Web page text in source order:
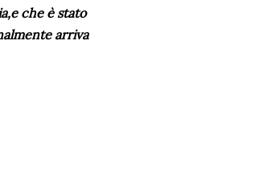
che è stato
arriva